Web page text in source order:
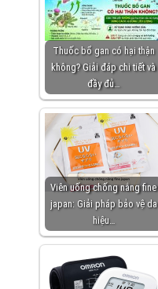
Thuốc bổ gan có hại thận
không? Giải đáp chi tiết và
đầy đủ…
Viên uống chống nắng fine
japan: Giải pháp bảo vệ da
hiệu…